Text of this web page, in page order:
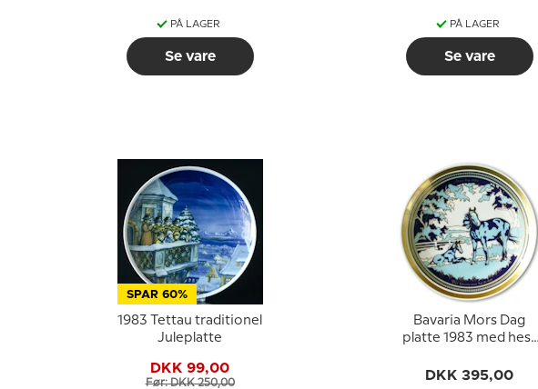
PÅ LAGER
Se vare
PÅ LAGER
Se vare
SPAR 60%
1983 Tettau traditionel
Juleplatte
DKK 99,00
Før: DKK 250,00
Bavaria Mors Dag
platte 1983 med hest
DKK 395,00